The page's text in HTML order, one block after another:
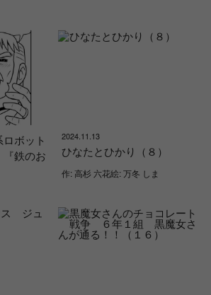
ロボット
鉄のお
2024.11.13
ひなたとひかり（８）
作: 高杉 六花絵: 万冬 しま